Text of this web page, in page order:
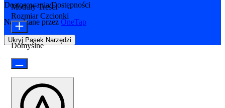
Dostosowania Dostępności
Napędzane przez OneTap
Ukryj Pasek Narzędzi
Moduły Treści
Rozmiar Czcionki
Domyślne